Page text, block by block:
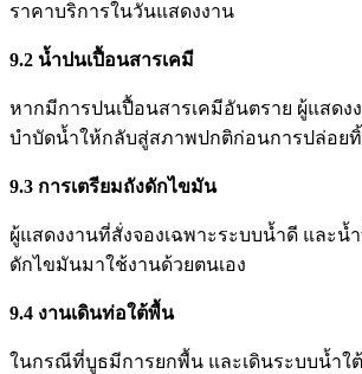
ราคาบริการในวันแสดงงาน
9.2 น้ำปนเปื้อนสารเคมี
หากมีการปนเปื้อนสารเคมีอันตราย ผู้แสดง
บำบัดน้ำให้กลับสู่สภาพปกติก่อนการปล่อย
9.3 การเตรียมถังดักไขมัน
ผู้แสดงงานที่สั่งจองเฉพาะระบบน้ำดี และน้
ดักไขมันมาใช้งานด้วยตนเอง
9.4 งานเดินท่อใต้พื้น
ในกรณีที่บูธมีการยกพื้น และเดินระบบน้ำใ